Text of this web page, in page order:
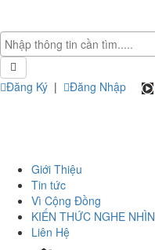
Đăng Ký | Đăng Nhập
Giới Thiệu
Tin tức
Vì Cộng Đồng
KIẾN THỨC NGHE NHÌN
Liên Hệ